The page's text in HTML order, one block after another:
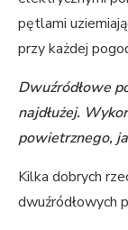
pętlami
przy każdej
Dwuźródłowe
najdłużej.
powietrznego,
Kilka dobrych
dwuźródłowych